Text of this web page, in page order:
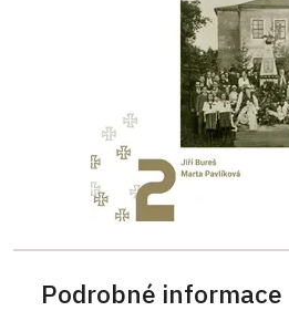
Podrobné informace